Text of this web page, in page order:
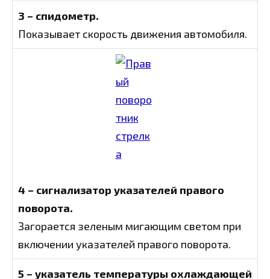
3 – спидометр.
Показывает скорость движения автомобиля.
4 – сигнализатор указателей правого
поворота.
Загорается зеленым мигающим светом при
включении указателей правого поворота.
5 – указатель температуры охлаждающей